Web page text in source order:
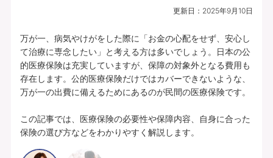
終身（総合先進医
プランの中身を見る
入院・手術・放射線治療、通院・先進医療
に備えられます。
豊富な特約ラインナップからお客さまのニ
ーズに合わせて保障を充実させることがで
きます。
更新日： 2025年9月10日
万が一、病気やけがをした際に「お金の心配をせず、安心し
て治療に専念したい」と考える方は多いでしょう。日本の公
的医療保険は充実していますが、保障の対象外となる費用も
存在します。公的医療保険だけではカバーできないような、
万が一の出費に備えるためにあるのが民間の医療保険です。
この記事では、医療保険の必要性や保障内容、自身に合った
保険の選び方などをわかりやすく解説します。